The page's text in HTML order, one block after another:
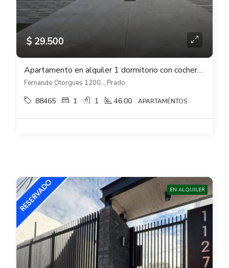
$ 29.500
Apartamento en alquiler 1 dormitorio con cochera A ESTRENAR en RANDA Prado
Fernando Otorgues 1200, , Prado
88465 1 1 46.00 APARTAMENTOS
EN ALQUILER